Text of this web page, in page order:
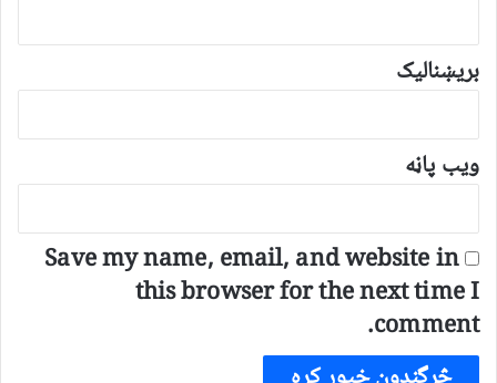
بریښنالیک
ویب پاڼه
Save my name, email, and website in
this browser for the next time I
comment.